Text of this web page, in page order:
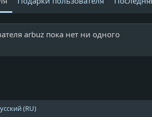
arbuz пока нет ни одного
(RU)